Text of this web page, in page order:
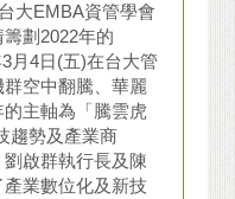
大EMBA資管學會
劃2022年的
月4日(五)在台大管
空中翻騰、華麗
主軸為「騰雲虎
趨勢及產業商
啟群執行長及陳
業數位化及新技